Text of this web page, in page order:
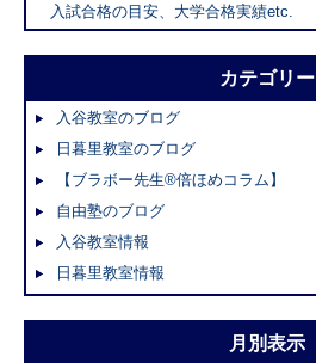
入試合格の目安、大学合格実績etc.
カテゴリー
入谷教室のブログ
日暮里教室のブログ
【ブラボー先生®倍ほめコラム】
自由塾のブログ
入谷教室情報
日暮里教室情報
月別表示